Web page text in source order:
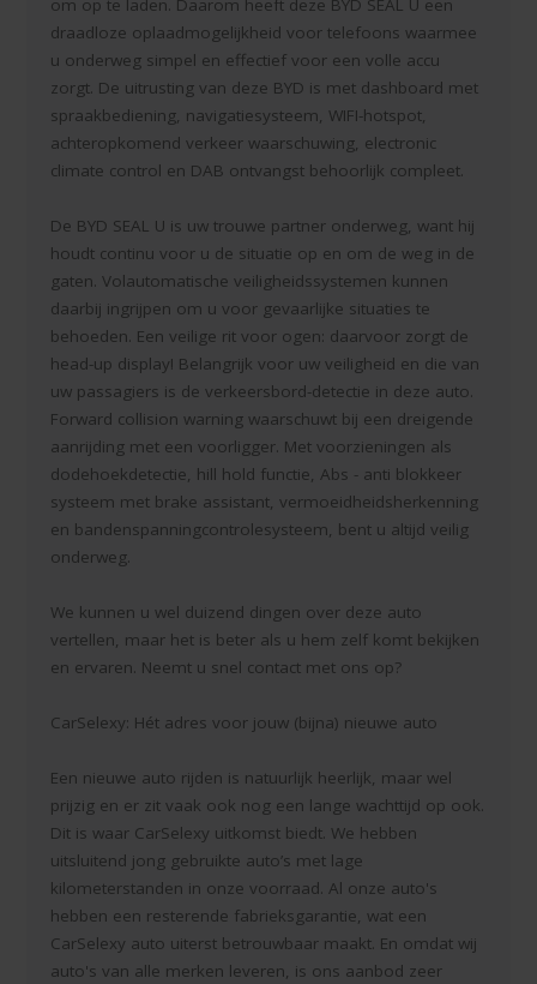
om op te laden. Daarom heeft deze BYD SEAL U een
draadloze oplaadmogelijkheid voor telefoons waarmee
u onderweg simpel en effectief voor een volle accu
zorgt. De uitrusting van deze BYD is met dashboard met
spraakbediening, navigatiesysteem, WIFI-hotspot,
achteropkomend verkeer waarschuwing, electronic
climate control en DAB ontvangst behoorlijk compleet.
De BYD SEAL U is uw trouwe partner onderweg, want hij
houdt continu voor u de situatie op en om de weg in de
gaten. Volautomatische veiligheidssystemen kunnen
daarbij ingrijpen om u voor gevaarlijke situaties te
behoeden. Een veilige rit voor ogen: daarvoor zorgt de
head-up display! Belangrijk voor uw veiligheid en die van
uw passagiers is de verkeersbord-detectie in deze auto.
Forward collision warning waarschuwt bij een dreigende
aanrijding met een voorligger. Met voorzieningen als
dodehoekdetectie, hill hold functie, Abs - anti blokkeer
systeem met brake assistant, vermoeidheidsherkenning
en bandenspanningcontrolesysteem, bent u altijd veilig
onderweg.
We kunnen u wel duizend dingen over deze auto
vertellen, maar het is beter als u hem zelf komt bekijken
en ervaren. Neemt u snel contact met ons op?
CarSelexy: Hét adres voor jouw (bijna) nieuwe auto
Een nieuwe auto rijden is natuurlijk heerlijk, maar wel
prijzig en er zit vaak ook nog een lange wachttijd op ook.
Dit is waar CarSelexy uitkomst biedt. We hebben
uitsluitend jong gebruikte auto’s met lage
kilometerstanden in onze voorraad. Al onze auto's
hebben een resterende fabrieksgarantie, wat een
CarSelexy auto uiterst betrouwbaar maakt. En omdat wij
auto's van alle merken leveren, is ons aanbod zeer